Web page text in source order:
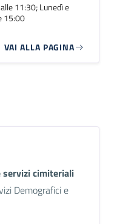
11:30; Lunedì e
15:00
VAI ALLA PAGINA
cimiteriali
Demografici e